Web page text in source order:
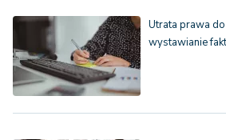
Utrata prawa
wystawianie